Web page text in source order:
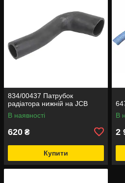
834/00437 Патрубок
радіатора нижній на JCB
В наявності
620 ₴
Купити
В
2